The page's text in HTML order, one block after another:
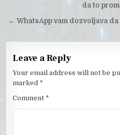
da to
← WhatsApp vam dozvoljava
Leave a Reply
Your email address will not be
marked *
Comment *